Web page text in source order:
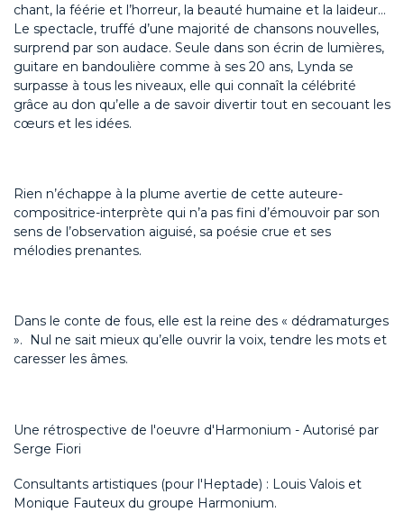
chant, la féérie et l’horreur, la beauté humaine et la laideur…
Le spectacle, truffé d’une majorité de chansons nouvelles,
surprend par son audace. Seule dans son écrin de lumières,
guitare en bandoulière comme à ses 20 ans, Lynda se
surpasse à tous les niveaux, elle qui connaît la célébrité
grâce au don qu’elle a de savoir divertir tout en secouant les
cœurs et les idées.
Rien n’échappe à la plume avertie de cette auteure-
compositrice-interprète qui n’a pas fini d’émouvoir par son
sens de l’observation aiguisé, sa poésie crue et ses
mélodies prenantes.
Dans le conte de fous, elle est la reine des « dédramaturges
». Nul ne sait mieux qu’elle ouvrir la voix, tendre les mots et
caresser les âmes.
Une rétrospective de l'oeuvre d'Harmonium - Autorisé par
Serge Fiori
Consultants artistiques (pour l'Heptade) : Louis Valois et
Monique Fauteux du groupe Harmonium.